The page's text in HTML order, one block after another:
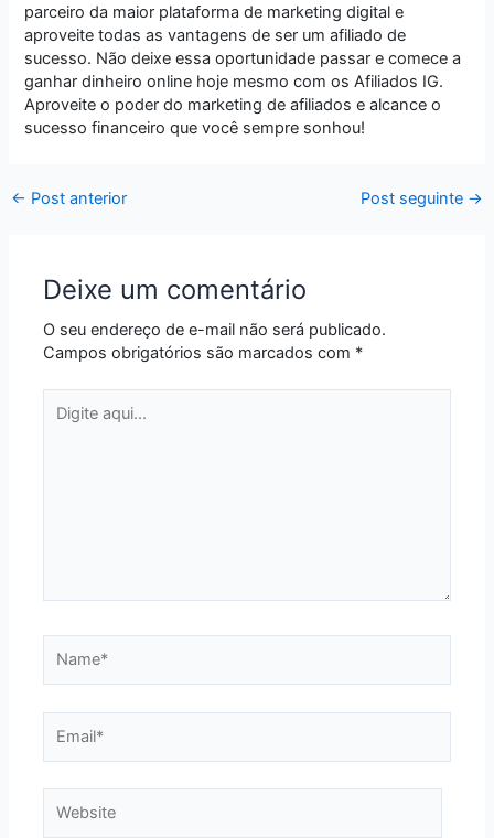
parceiro da maior plataforma de marketing digital e
aproveite todas as vantagens de ser um afiliado de
sucesso. Não deixe essa oportunidade passar e comece a
ganhar dinheiro online hoje mesmo com os Afiliados IG.
Aproveite o poder do marketing de afiliados e alcance o
sucesso financeiro que você sempre sonhou!
← Post anterior Post seguinte →
Deixe um comentário
O seu endereço de e-mail não será publicado.
Campos obrigatórios são marcados com *
aqui...